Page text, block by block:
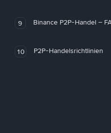
9 Binance P2P-Handel –
10 P2P-Handelsrichtlinien